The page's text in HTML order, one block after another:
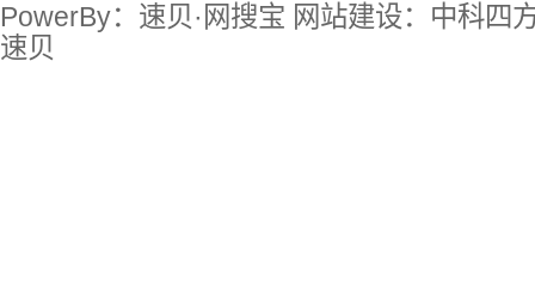
PowerBy：速贝·网搜宝 网站建设：中科四
速贝